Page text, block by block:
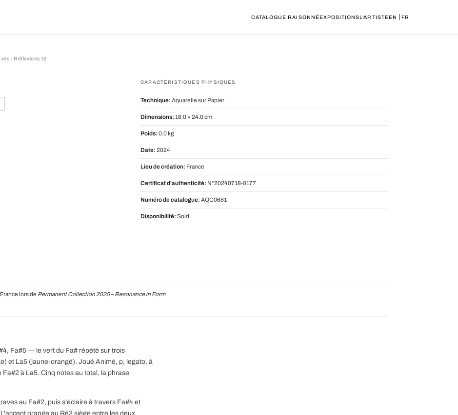
CATALOGUE RAISONNÉEXPOSITIONSL'ARTISTEEN FR
- Réflexions 15
CARACTÉRISTIQUES PHYSIQUES
Technique: Aquarelle sur Papier
Dimensions: 16.0 × 24.0 cm
Poids: 0.0 kg
Date: 2024
Lieu de création: France
Certificat d'authenticité: N°20240718-0177
Numéro de catalogue: AQC0681
Disponibilité: Sold
lors de Permanent Collection 2025 – Resonance in Form
Fa#5 — le vert du Fa# répété sur trois
et La5 (jaune-orangé). Joué Animé, p, legato, à
à La5. Cinq notes au total, la phrase
au Fa#2, puis s'éclaire à travers Fa#4 et
orange au Ré3 siège entre les deux